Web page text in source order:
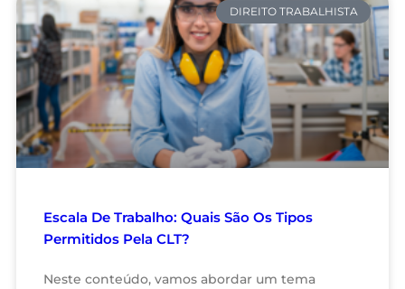
DIREITO TRABALHISTA
Escala De Trabalho: Quais São Os Tipos
Permitidos Pela CLT?
Neste conteúdo, vamos abordar um tema